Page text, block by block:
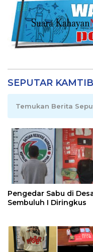
SEPUTAR
Temukan Berita
Pengedar Sabu di
Sembuluh I Diringkus